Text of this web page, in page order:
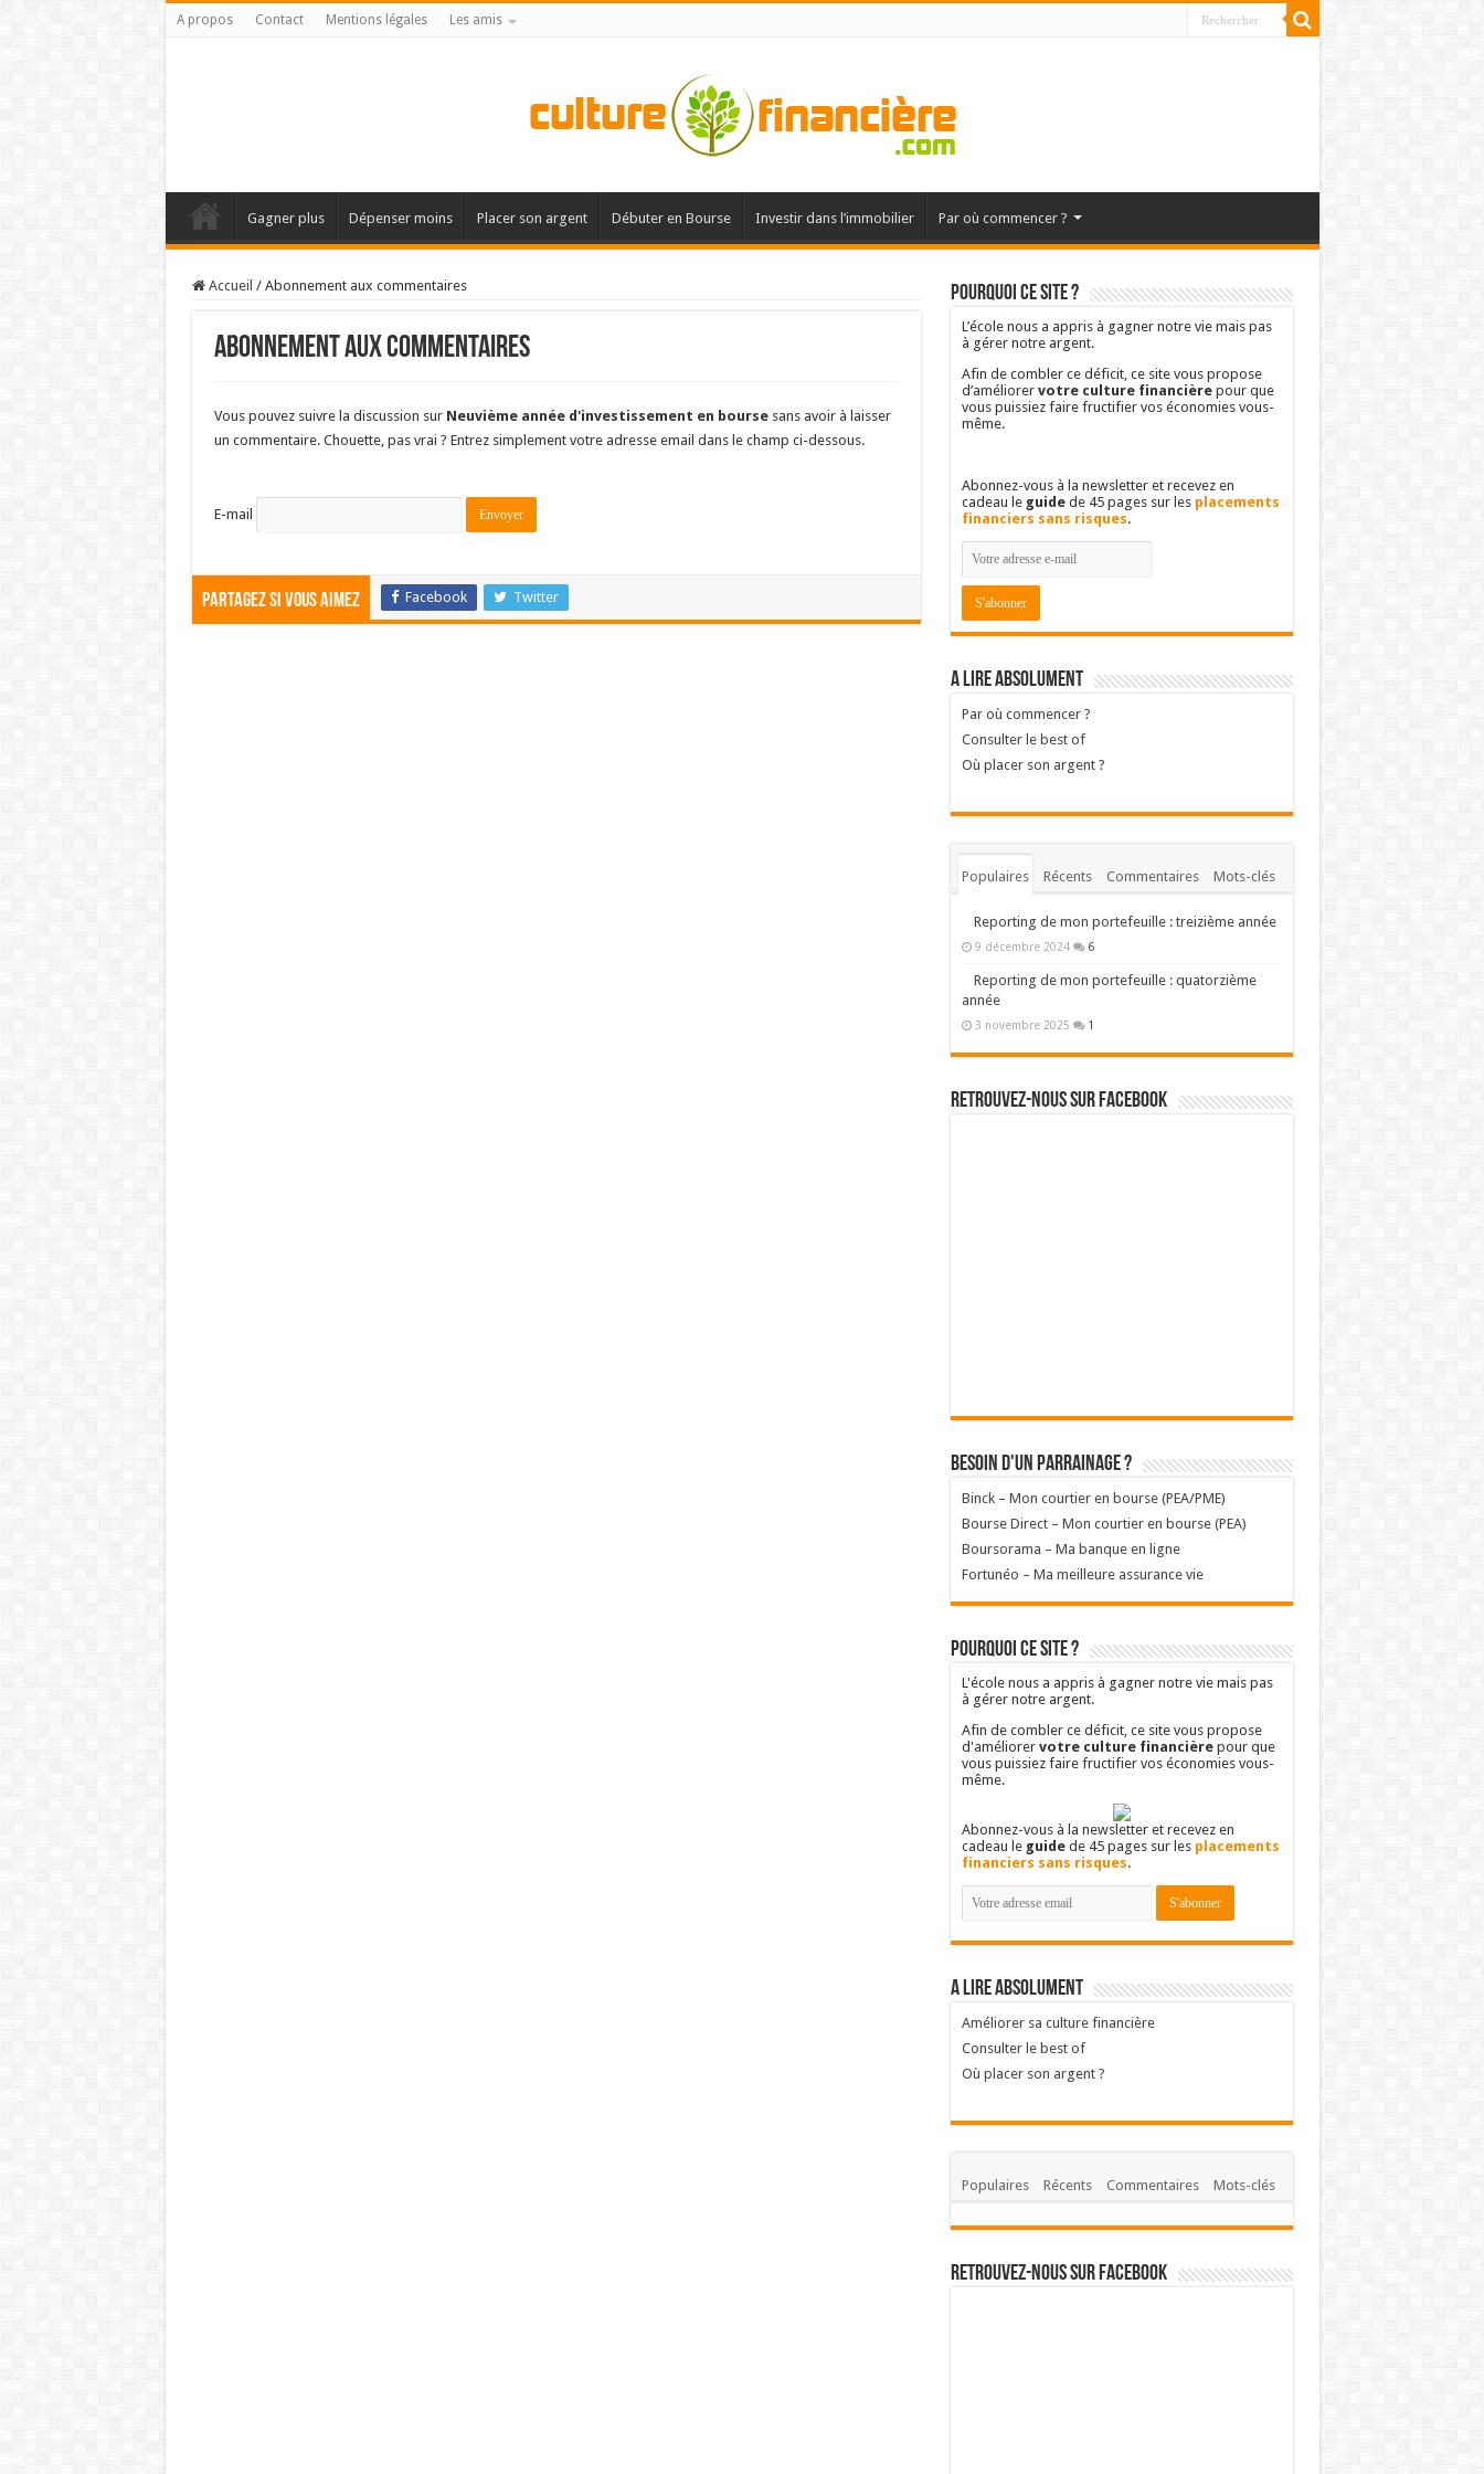
A propos Contact Mentions légales Les amis
Gagner plus Dépenser moins Placer son argent Débuter en Bourse Investir dans l’immobilier Par où commencer ?
Accueil / Abonnement aux commentaires
Abonnement aux commentaires
Vous pouvez suivre la discussion sur Neuvième année d'investissement en boursesans avoir à laisser
un commentaire. Chouette, pas vrai ? Entrez simplement votre adresse email dans le champ ci-dessous.
E-mail
Partagez si vous aimez Facebook Twitter
Pourquoi ce site ?
L’école nous a appris à gagner notre vie mais pas
à gérer notre argent.
Afin de combler ce déficit, ce site vous propose
d’améliorer votre culture financièrepour que
vous puissiez faire fructifier vos économies vous-
même.
Abonnez-vous à la newsletter et recevez en
cadeau le guidede 45 pages sur les placements
financiers sans risques.
A lire absolument
Par où commencer ?
Consulter le best of
Où placer son argent ?
Populaires Récents Commentaires Mots-clés
Reporting de mon portefeuille : treizième année
9 décembre 2024 6
Reporting de mon portefeuille : quatorzième
année
3 novembre 2025 1
Retrouvez-nous sur Facebook
Besoin d'un parrainage ?
Binck – Mon courtier en bourse (PEA/PME)
Bourse Direct – Mon courtier en bourse (PEA)
Boursorama – Ma banque en ligne
Fortunéo – Ma meilleure assurance vie
Pourquoi ce site ?
L'école nous a appris à gagner notre vie mais pas
à gérer notre argent.
Afin de combler ce déficit, ce site vous propose
d'améliorer votre culture financièrepour que
vous puissiez faire fructifier vos économies vous-
même.
Abonnez-vous à la newsletter et recevez en
cadeau le guidede 45 pages sur les placements
financiers sans risques.
A lire absolument
Améliorer sa culture financière
Consulter le best of
Où placer son argent ?
Populaires Récents Commentaires Mots-clés
Retrouvez-nous sur Facebook